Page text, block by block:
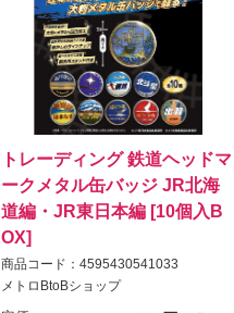
トレーディング 鉄道ヘッドマ
ークメタル缶バッジ JR北海
道編・JR東日本編 [10個入B
OX]
商品コード：4595430541033
メトロBtoBショップ